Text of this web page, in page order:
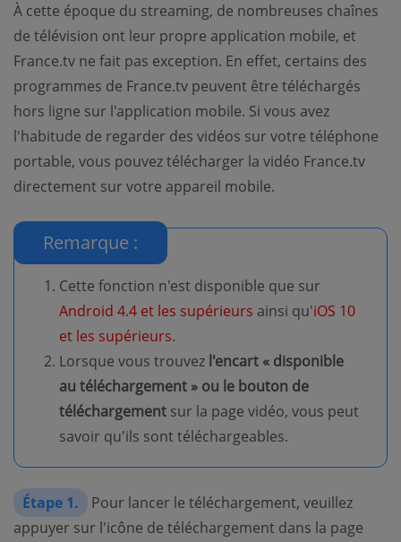
À cette époque du streaming, de nombreuses chaînes
de télévision ont leur propre application mobile, et
France.tv ne fait pas exception. En effet, certains des
programmes de France.tv peuvent être téléchargés
hors ligne sur l'application mobile. Si vous avez
l'habitude de regarder des vidéos sur votre téléphone
portable, vous pouvez télécharger la vidéo France.tv
directement sur votre appareil mobile.
Remarque :
Cette fonction n'est disponible que sur
Android 4.4 et les supérieurs ainsi qu'iOS 10
et les supérieurs.
Lorsque vous trouvez l'encart « disponible
au téléchargement » ou le bouton de
téléchargement sur la page vidéo, vous peut
savoir qu'ils sont téléchargeables.
Étape 1.
Pour lancer le téléchargement, veuillez
appuyer sur l'icône de téléchargement dans la page